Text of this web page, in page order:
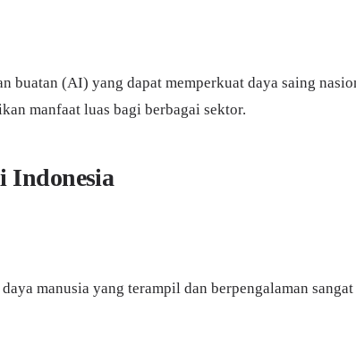
(AI) yang dapat memperkuat daya saing
manfaat luas bagi berbagai sektor.
Indonesia
manusia yang terampil dan berpengalaman